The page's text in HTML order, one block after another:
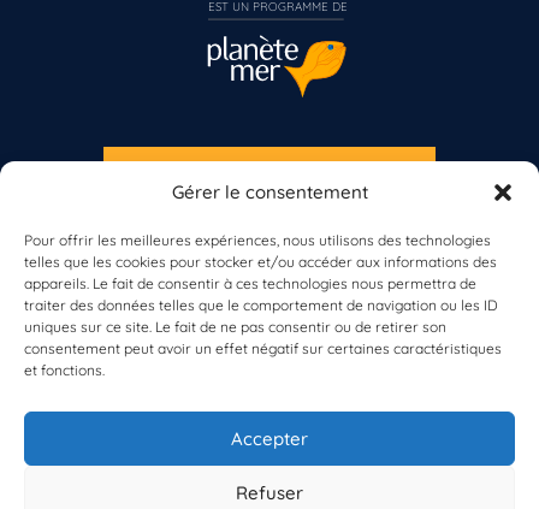
Gérer le consentement
Pour offrir les meilleures expériences, nous utilisons des technologies
telles que les cookies pour stocker et/ou accéder aux informations des
appareils. Le fait de consentir à ces technologies nous permettra de
traiter des données telles que le comportement de navigation ou les ID
uniques sur ce site. Le fait de ne pas consentir ou de retirer son
consentement peut avoir un effet négatif sur certaines caractéristiques
et fonctions.
Accepter
Refuser
À propos de BioLit
Vos données d'observation
Ressources
Résultats du programme
S'INSCRIRE À LA NEWSLETTER